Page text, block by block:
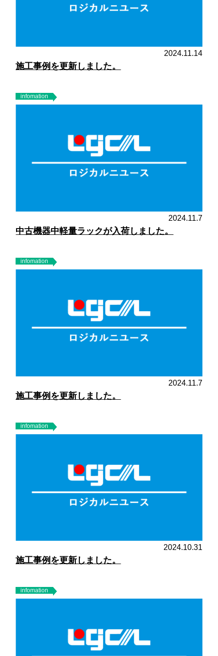
2024.11.14
施工事例を更新しました。
infomation
2024.11.7
中古機器中軽量ラックが入荷しました。
infomation
2024.11.7
施工事例を更新しました。
infomation
2024.10.31
施工事例を更新しました。
infomation